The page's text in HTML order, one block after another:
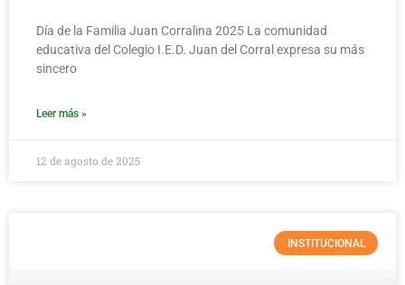
Día de la Familia Juan Corralina 2025 La comunidad
educativa del Colegio I.E.D. Juan del Corral expresa su más
sincero
Leer más »
12 de agosto de 2025
INSTITUCIONAL